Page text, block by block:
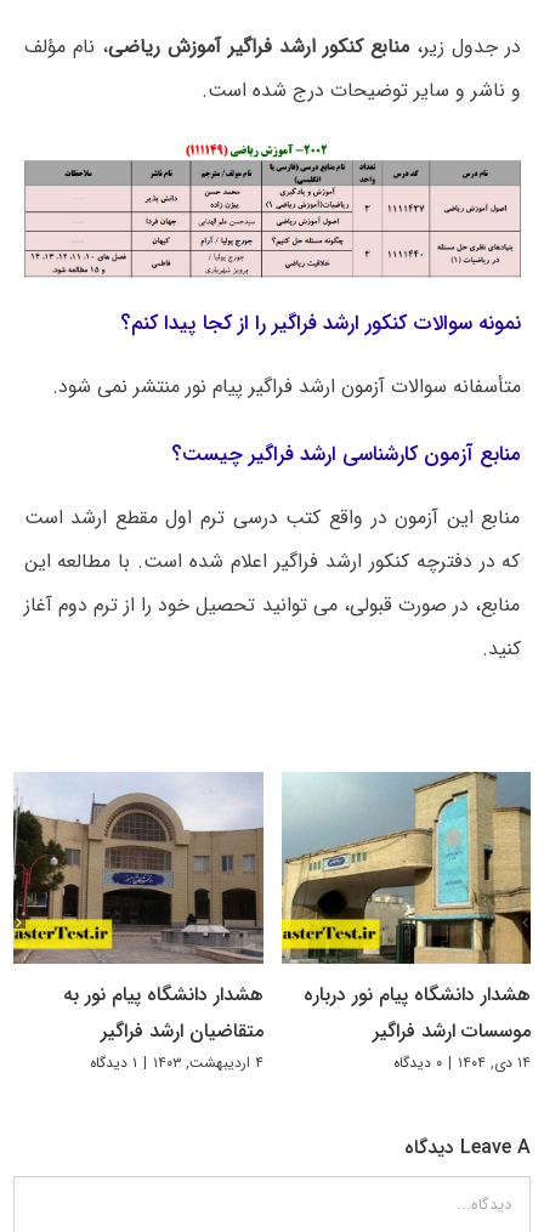
در جدول زیر،منابع کنکور ارشد فراگیر آموزش ریاضی، نام مؤلف
و ناشر و سایر توضیحات درج شده است.
نمونه سوالات کنکور ارشد فراگیر را از کجا پیدا کنم؟
متأسفانه سوالات آزمون ارشد فراگیر پیام نور منتشر نمی شود.
منابع آزمون کارشناسی ارشد فراگیر چیست؟
منابع این آزمون در واقع کتب درسی ترم اول مقطع ارشد است
که در دفترچه کنکور ارشد فراگیر اعلام شده است. با مطالعه این
منابع، در صورت قبولی، می توانید تحصیل خود را از ترم دوم آغاز
کنید.
هشدار دانشگاه پیام نور درباره
موسسات ارشد فراگیر
۱۴ دی, ۱۴۰۴ | ۰ دیدگاه
هشدار دانشگاه پیام نور به
متقاضیان ارشد فراگیر
۴ اردیبهشت, ۱۴۰۳ | ۱ دیدگاه
Leave A دیدگاه
دیدگاه